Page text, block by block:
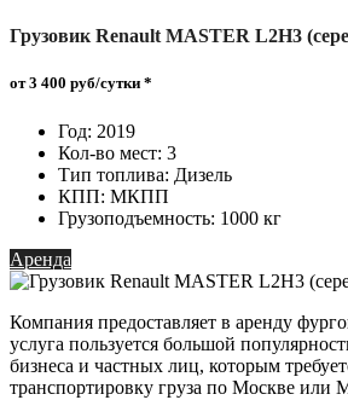
Грузовик Renault MASTER L2H3
от 3 400 руб/сутки *
Год: 2019
Кол-во мест: 3
Тип топлива: Дизель
КПП: МКПП
Грузоподъемность: 1000 кг
Аренда
Компания предоставляет в аренду
услуга пользуется большой
бизнеса и частных лиц, которым
транспортировку груза по Москве или